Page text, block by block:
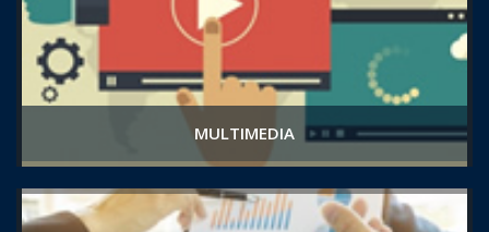
MULTIMEDIA